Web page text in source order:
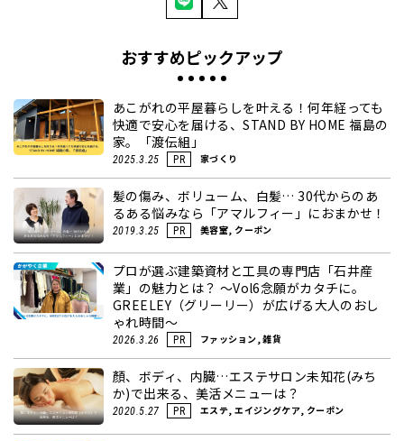
おすすめピックアップ
あこがれの平屋暮らしを叶える！何年経っても
快適で安心を届ける、STAND BY HOME 福島の
家。「渡伝組」
2025.3.25 PR 家づくり
髪の傷み、ボリューム、白髪… 30代からのあ
るある悩みなら「アマルフィー」におまかせ！
2019.3.25 PR 美容室, クーポン
プロが選ぶ建築資材と工具の専門店「石井産
業」の魅力とは？ ～Vol6念願がカタチに。
GREELEY（グリーリー）が広げる大人のおし
ゃれ時間～
2026.3.26 PR ファッション, 雑貨
顏、ボディ、内臓…エステサロン未知花(みち
か)で出来る、美活メニューは？
2020.5.27 PR エステ, エイジングケア, クーポン